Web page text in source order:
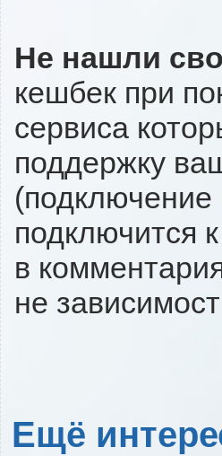
Не нашли
кешбек при
сервиса
поддержку
(подключение
подключится
в
не
Ещё